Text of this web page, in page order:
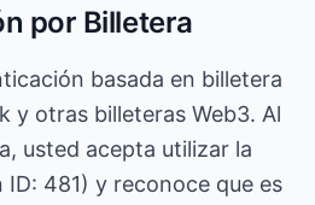
por Billetera
basada en billetera
y otras billeteras Web3. Al
usted acepta utilizar la
ID: 481) y reconoce que es